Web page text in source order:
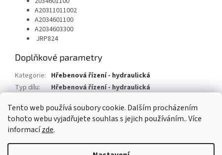
Tento web používá soubory cookie. Dalším procházením
tohoto webu vyjadřujete souhlas s jejich používáním.. Více
informacízde.
A20311011002
A2034601100
A2034603300
JRP824
Doplňkové parametry
Kategorie: Hřebenová řízení - hydraulická
Typ dílu:
Hřebenová řízení - hydraulická